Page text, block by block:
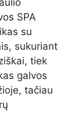
SPA
su
sukuriant
tiek
galvos
tačiau